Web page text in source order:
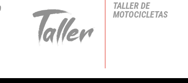
TALLER DE
MOTOCICLETAS